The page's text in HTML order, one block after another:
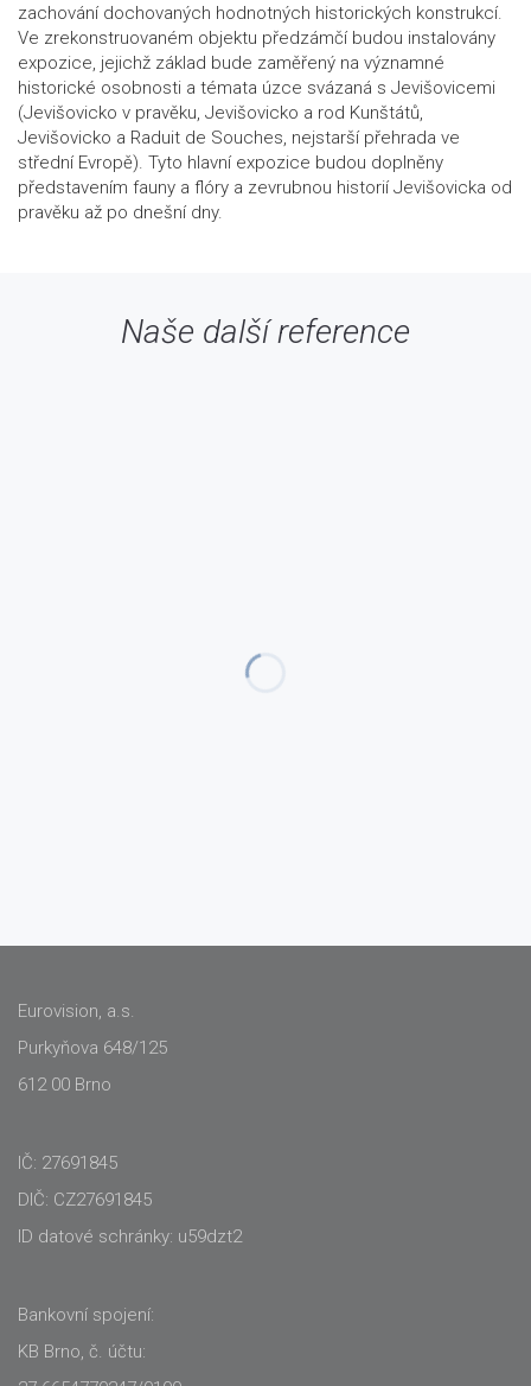
zachování dochovaných hodnotných historických konstrukcí.
Ve zrekonstruovaném objektu předzámčí budou instalovány
expozice, jejichž základ bude zaměřený na významné
historické osobnosti a témata úzce svázaná s Jevišovicemi
(Jevišovicko v pravěku, Jevišovicko a rod Kunštátů,
Jevišovicko a Raduit de Souches, nejstarší přehrada ve
střední Evropě). Tyto hlavní expozice budou doplněny
představením fauny a flóry a zevrubnou historií Jevišovicka od
pravěku až po dnešní dny.
Naše další reference
Eurovision, a.s.
Purkyňova 648/125
612 00 Brno
IČ: 27691845
DIČ: CZ27691845
ID datové schránky: u59dzt2
Bankovní spojení:
KB Brno, č. účtu: